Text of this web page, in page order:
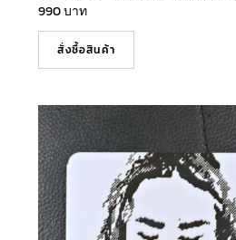
990บาท
สั่งซื้อสินค้า